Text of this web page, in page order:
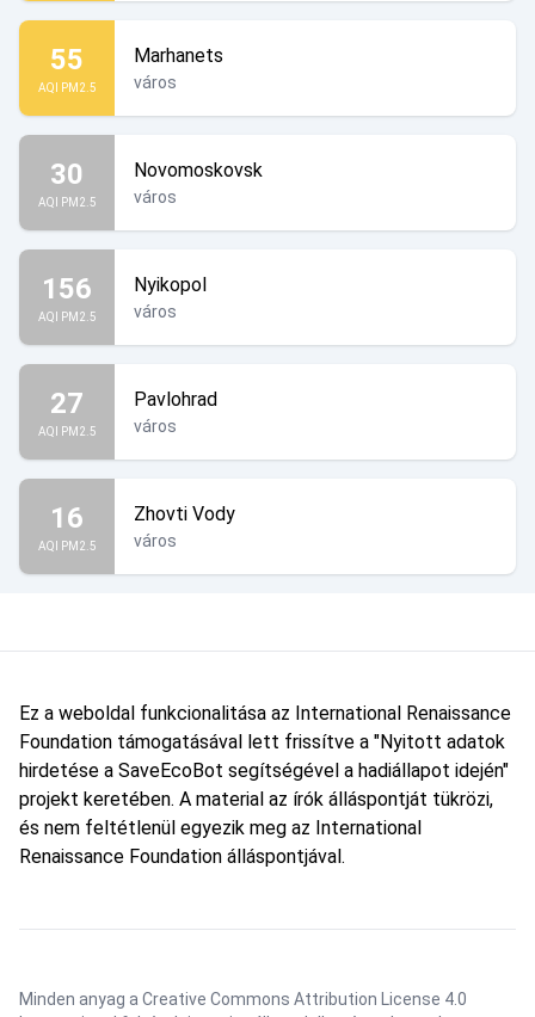
55
AQI PM2.5
Marhanets
város
30
AQI PM2.5
Novomoskovsk
város
156
AQI PM2.5
Nyikopol
város
27
AQI PM2.5
Pavlohrad
város
16
AQI PM2.5
Zhovti Vody
város
Ez a weboldal funkcionalitása az International Renaissance
Foundation támogatásával lett frissítve a "Nyitott adatok
hirdetése a SaveEcoBot segítségével a hadiállapot idején"
projekt keretében. A material az írók álláspontját tükrözi,
és nem feltétlenül egyezik meg az International
Renaissance Foundation álláspontjával.
Minden anyag a Creative Commons Attribution License 4.0